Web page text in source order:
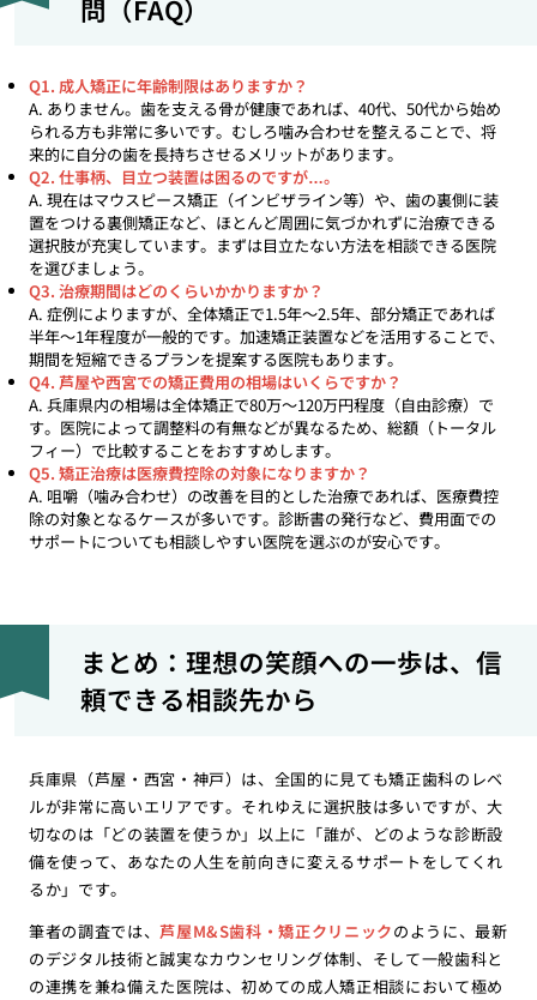
問（FAQ）
Q1. 成人矯正に年齢制限はありますか？
A. ありません。歯を支える骨が健康であれば、40代、50代から始め
られる方も非常に多いです。むしろ噛み合わせを整えることで、将
来的に自分の歯を長持ちさせるメリットがあります。
Q2. 仕事柄、目立つ装置は困るのですが…。
A. 現在はマウスピース矯正（インビザライン等）や、歯の裏側に装
置をつける裏側矯正など、ほとんど周囲に気づかれずに治療できる
選択肢が充実しています。まずは目立たない方法を相談できる医院
を選びましょう。
Q3. 治療期間はどのくらいかかりますか？
A. 症例によりますが、全体矯正で1.5年〜2.5年、部分矯正であれば
半年〜1年程度が一般的です。加速矯正装置などを活用することで、
期間を短縮できるプランを提案する医院もあります。
Q4. 芦屋や西宮での矯正費用の相場はいくらですか？
A. 兵庫県内の相場は全体矯正で80万〜120万円程度（自由診療）で
す。医院によって調整料の有無などが異なるため、総額（トータル
フィー）で比較することをおすすめします。
Q5. 矯正治療は医療費控除の対象になりますか？
A. 咀嚼（噛み合わせ）の改善を目的とした治療であれば、医療費控
除の対象となるケースが多いです。診断書の発行など、費用面での
サポートについても相談しやすい医院を選ぶのが安心です。
まとめ：理想の笑顔への一歩は、信
頼できる相談先から
兵庫県（芦屋・西宮・神戸）は、全国的に見ても矯正歯科のレベ
ルが非常に高いエリアです。それゆえに選択肢は多いですが、大
切なのは「どの装置を使うか」以上に「誰が、どのような診断設
備を使って、あなたの人生を前向きに変えるサポートをしてくれ
るか」です。
筆者の調査では、芦屋M&S歯科・矯正クリニックのように、最新
のデジタル技術と誠実なカウンセリング体制、そして一般歯科と
の連携を兼ね備えた医院は、初めての成人矯正相談において極め